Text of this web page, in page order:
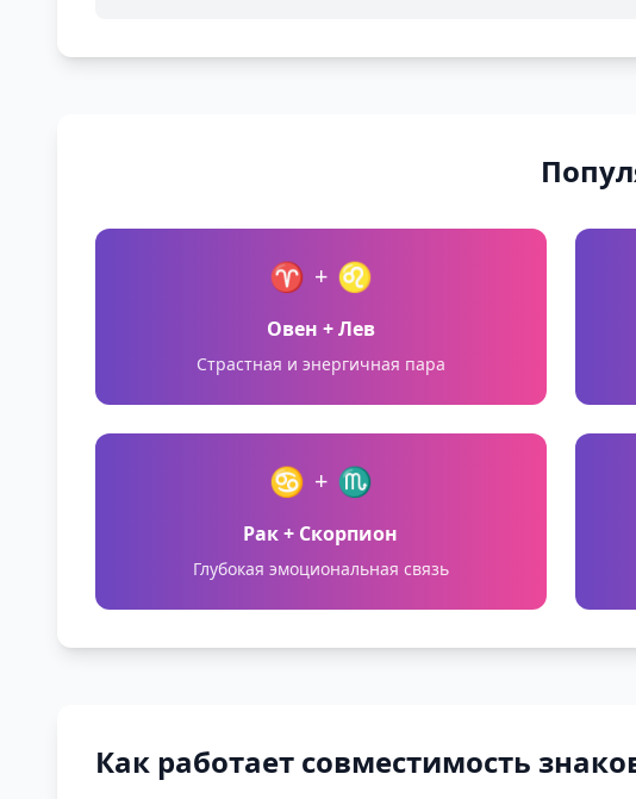
♈ + ♌
Овен + Лев
Страстная и энергичная пара
♋ + ♏
Рак + Скорпион
Глубокая эмоциональная связь
Как работает совместимость